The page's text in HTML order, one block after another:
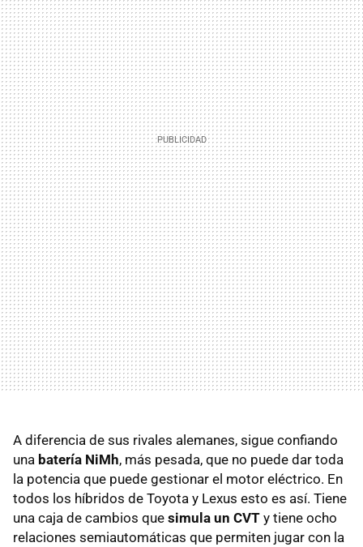
A diferencia de sus rivales alemanes, sigue confiando
una batería NiMh, más pesada, que no puede dar toda
la potencia que puede gestionar el motor eléctrico. En
todos los híbridos de Toyota y Lexus esto es así. Tiene
una caja de cambios que simula un CVT y tiene ocho
relaciones semiautomáticas que permiten jugar con la